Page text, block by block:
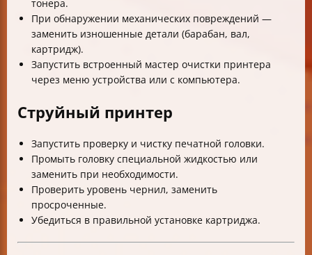
тонера.
При обнаружении механических повреждений —
заменить изношенные детали (барабан, вал,
картридж).
Запустить встроенный мастер очистки принтера
через меню устройства или с компьютера.
Струйный принтер
Запустить проверку и чистку печатной головки.
Промыть головку специальной жидкостью или
заменить при необходимости.
Проверить уровень чернил, заменить
просроченные.
Убедиться в правильной установке картриджа.